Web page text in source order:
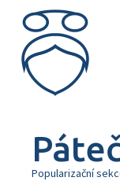
content
Popularizační